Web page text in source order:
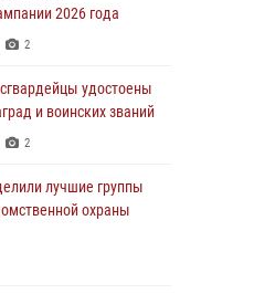
1
в совершении
2026 года
2
удостоены
и воинских званий
2
лучшие группы
охраны